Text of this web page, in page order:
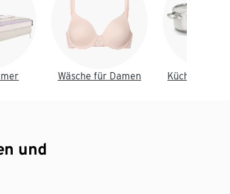
Wäsche für Damen Küche &
und